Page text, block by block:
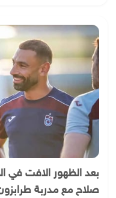
بعد الظهور الافت في
صلاح مع مدربة